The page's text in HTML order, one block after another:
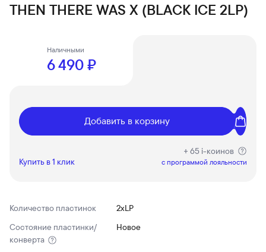
THEN THERE WAS X (BLACK ICE 2LP)
Наличными
6 490 ₽
Добавить в корзину
Купить в 1 клик
+ 65 i-коинов
c программой лояльности
Количество пластинок
2xLP
Состояние пластинки/
конверта
Новое